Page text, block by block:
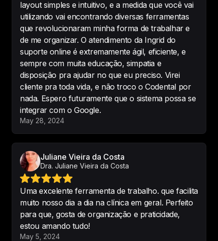
Eu gosto muito do Codental, tem
tudo, ou quase tudo, o que preciso
em um sistema odontológico e
com um custo maravilhoso.
Sistema sempre em evolução,
amei a nova prescrição
inteligente.
-Cínthia Egg
praticidade da plataforma que é
bem intuitiva, consigo me
organizar bastante com relação
aos agendamentos, o suporte bem
prestativo e solícito para ajudar.
Gostei demais!
-
layout simples e intuitivo, e a medida que você vai
utilizando vai encontrando diversas ferramentas
que revolucionaram minha forma de trabalhar e
de me organizar. O atendimento da Ingrid do
suporte online é extremamente ágil, eficiente, e
sempre com muita educação, simpatia e
disposição pra ajudar no que eu preciso. Virei
cliente pra toda vida, e não troco o Codental por
nada. Espero futuramente que o sistema possa se
integrar com o Google.
May 28, 2024
Juliane Vieira da Costa
Dra. Juliane Vieira da Costa
Uma excelente ferramenta de trabalho. que facilita
muito nosso dia a dia na clínica em geral. Perfeito
para que, gosta de organização e praticidade,
estou amando tudo!
May 5, 2024